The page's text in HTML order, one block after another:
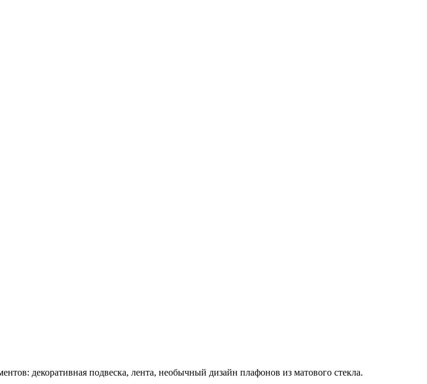
декоративная подвеска, лента, необычный дизайн плафонов из матового стекла.